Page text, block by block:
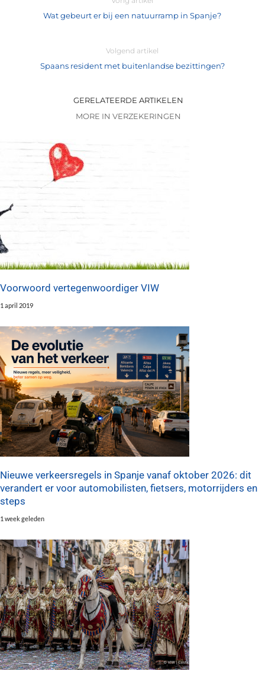
Wat gebeurt er bij een natuurramp in Spanje?
Volgend artikel
Spaans resident met buitenlandse bezittingen?
GERELATEERDE ARTIKELEN
MORE IN VERZEKERINGEN
Voorwoord vertegenwoordiger VIW
1 april 2019
Nieuwe verkeersregels in Spanje vanaf oktober 2026: dit
verandert er voor automobilisten, fietsers, motorrijders en
steps
1 week geleden